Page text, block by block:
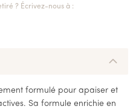
? Écrivez-nous à :
formulé pour apaiser et
Sa formule enrichie en